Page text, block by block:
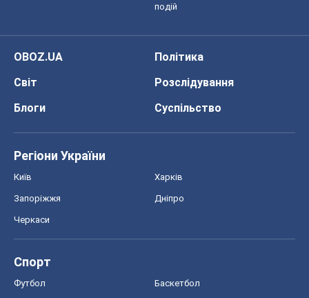
подій
OBOZ.UA
Політика
Світ
Розслідування
Блоги
Суспільство
Регіони України
Київ Харків
Запоріжжя Дніпро
Черкаси
Спорт
Футбол Баскетбол